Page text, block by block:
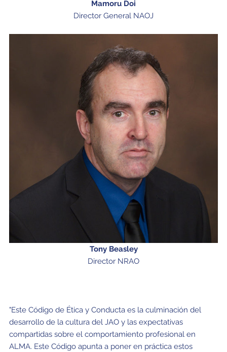
Mamoru Doi
Director General NAOJ
Tony Beasley
Director NRAO
"Este Código de Ética y Conducta es la culminación del
desarrollo de la cultura del JAO y las expectativas
compartidas sobre el comportamiento profesional en
ALMA. Este Código apunta a poner en práctica estos